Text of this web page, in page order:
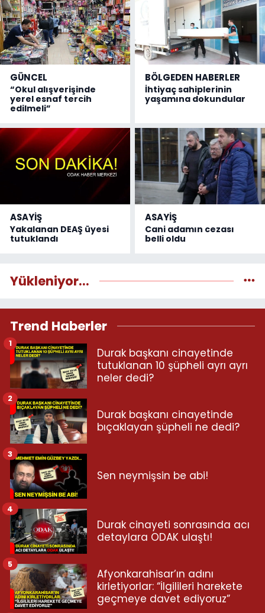
GÜNCEL
“Okul alışverişinde
yerel esnaf tercih
edilmeli”
BÖLGEDEN HABERLER
İhtiyaç sahiplerinin
yaşamına dokundular
ASAYİŞ
Yakalanan DEAŞ üyesi
tutuklandı
ASAYİŞ
Cani adamın cezası
belli oldu
Yükleniyor...
Trend Haberler
Durak başkanı cinayetinde
tutuklanan 10 şüpheli ayrı ayrı
neler dedi?
1
Durak başkanı cinayetinde
bıçaklayan şüpheli ne dedi?
2
Sen neymişsin be abi!
3
Durak cinayeti sonrasında acı
detaylara ODAK ulaştı!
4
Afyonkarahisar’ın adını
kirletiyorlar: “İlgilileri harekete
geçmeye davet ediyoruz”
5